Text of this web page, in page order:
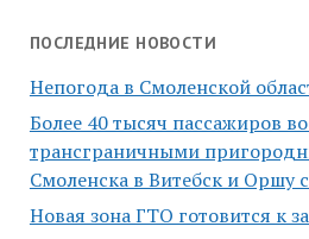
ПОСЛЕДНИЕ НОВОСТИ
Непогода в Смоленской
Более 40 тысяч пассажиров
трансграничными
Смоленска в Витебск и Оршу
Новая зона ГТО готовится к